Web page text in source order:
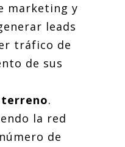
marketing y
leads
tráfico de
de sus
terreno.
la red
de